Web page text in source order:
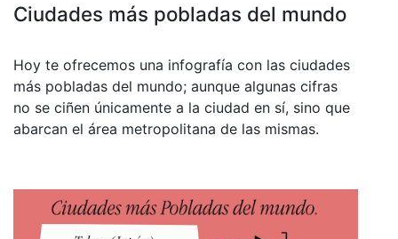
Ciudades más pobladas del mundo
Hoy te ofrecemos una infografía con las ciudades
más pobladas del mundo; aunque algunas cifras
no se ciñen únicamente a la ciudad en sí, sino que
abarcan el área metropolitana de las mismas.